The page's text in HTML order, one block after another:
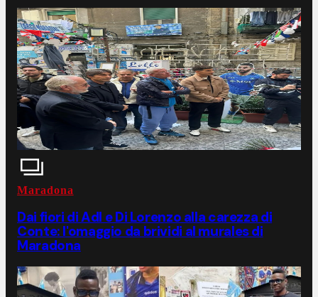
Maradona
Dai fiori di Adl e Di Lorenzo alla carezza di
Conte: l'omaggio da brividi al murales di
Maradona